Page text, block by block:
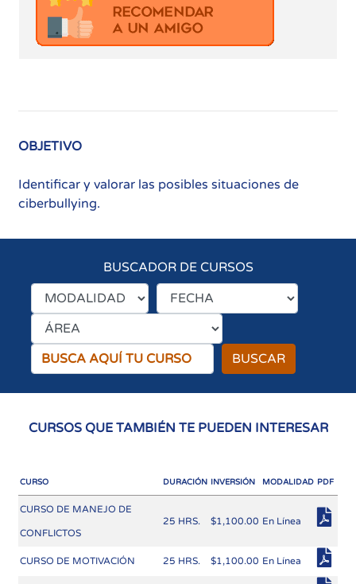
OBJETIVO
Identificar y valorar las posibles situaciones de
ciberbullying.
BUSCADOR DE CURSOS
BUSCAR
CURSOS QUE TAMBIÉN TE PUEDEN INTERESAR
CURSO DURACIÓN INVERSIÓN MODALIDAD PDF
CURSO DE MANEJO DE
CONFLICTOS
25 HRS. $1,100.00 En Línea
CURSO DE MOTIVACIÓN 25 HRS. $1,100.00 En Línea